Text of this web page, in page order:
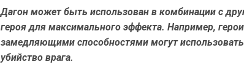
Дагон может быть использован в комбинации с
героя для максимального эффекта. Например,
замедляющими способностями могут
убийство врага.